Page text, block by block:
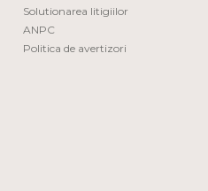
Solutionarea litigiilor
ANPC
Politica de avertizori